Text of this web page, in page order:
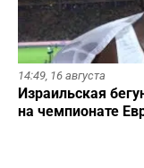
14:49, 16 августа
Израильская
на чемпионате